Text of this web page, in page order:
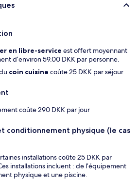
en libre-service est offert moyennant
d’environ 59.00 DKK par personne.
coin cuisine coûte 25 DKK par séjour
coûte 290 DKK par jour
conditionnement physique (le cas
installations coûte 25 DKK par
installations incluent : de l’équipement
physique et une piscine.